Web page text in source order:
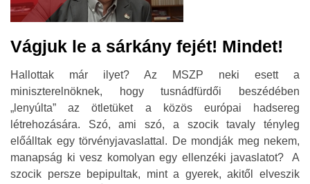
Vágjuk le a sárkány fejét! Mindet!
Hallottak már ilyet? Az MSZP neki esett a
miniszterelnöknek, hogy tusnádfürdői beszédében
„lenyúlta” az ötletüket a közös európai hadsereg
létrehozására. Szó, ami szó, a szocik tavaly tényleg
előálltak egy törvényjavaslattal. De mondják meg nekem,
manapság ki vesz komolyan egy ellenzéki javaslatot? A
szocik persze bepipultak, mint a gyerek, akitől elveszik